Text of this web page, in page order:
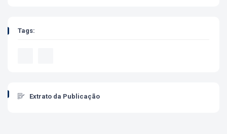
Tags:
Extrato da Publicação